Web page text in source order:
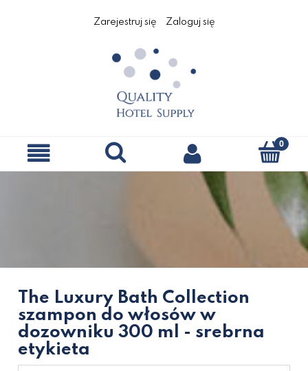
Zarejestruj się Zaloguj się
The Luxury Bath Collection
szampon do włosów w
dozowniku 300 ml - srebrna
etykieta